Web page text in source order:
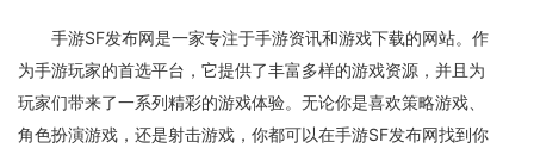
手游SF发布网是一家专注于手游资讯和游戏下载的网站。作
为手游玩家的首选平台，它提供了丰富多样的游戏资源，并且为
玩家们带来了一系列精彩的游戏体验。无论你是喜欢策略游戏、
角色扮演游戏，还是射击游戏，你都可以在手游SF发布网找到你